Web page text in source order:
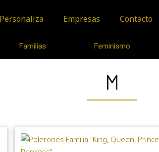
Personaliza Empresas Contacto
Familias Feminismo
M